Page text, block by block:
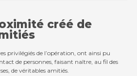
créé de
privilégiés de l’opération, ont ainsi pu
de personnes, faisant naître, au fil des
de véritables amitiés.